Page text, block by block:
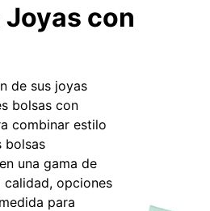
Joyas con
de sus joyas
bolsas con
combinar estilo
bolsas
una gama de
calidad, opciones
para